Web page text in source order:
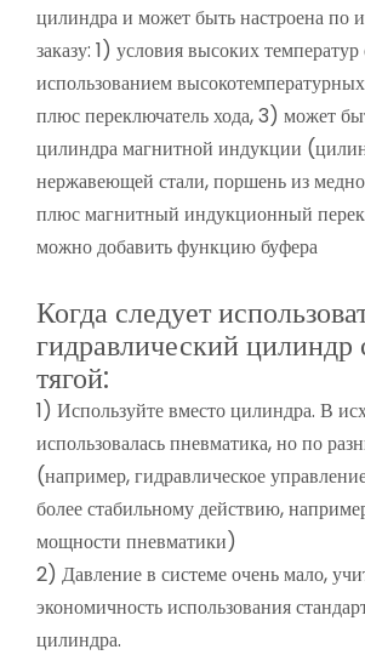
цилиндра и может быть настроена по
заказу: 1) условия высоких температур
использованием
плюс переключатель хода, 3) может
цилиндра магнитной индукции
нержавеющей стали, поршень из
плюс магнитный индукционный
можно добавить функцию буфера
Когда следует
гидравлический цилиндр
тягой:
1) Используйте вместо цилиндра. В
использовалась пневматика, но по
(например, гидравлическое
более стабильному действию,
мощности пневматики)
2) Давление в системе очень мало,
экономичность использования
цилиндра.